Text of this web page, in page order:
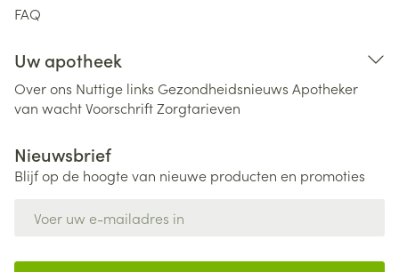
FAQ
Uw apotheek
Over ons Nuttige links Gezondheidsnieuws Apotheker
van wachtVoorschriftZorgtarieven
Nieuwsbrief
Blijf op de hoogte van nieuwe producten en promoties